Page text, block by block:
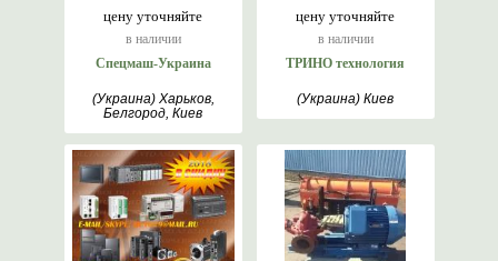
цену уточняйте
в наличии
Спецмаш-Украина
(Украина) Харьков,
Белгород, Киев
цену уточняйте
в наличии
ТРИНО технология
(Украина) Киев